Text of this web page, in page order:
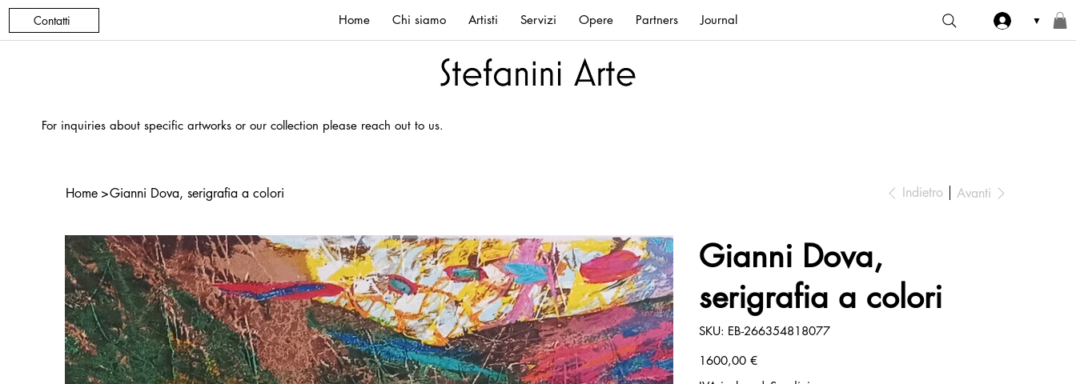
Contatti Home Chi siamo Artisti Servizi Opere Partners Journal ▼
For inquiries about specific artworks or our collection please reach out to us.
Home >Gianni Dova, serigrafia a colori Indietro Avanti
Gianni Dova,
serigrafia a colori
SKU:
SKU
EB-
EB-266354818077
Prezzo
1600,00 €